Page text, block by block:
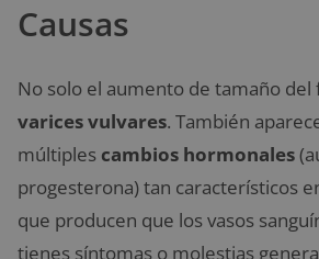
Causas
No solo el aumento de tamaño
varices vulvares. También
múltiples cambios hormonales
progesterona) tan característicos
que producen que los vasos
tienes síntomas o molestias